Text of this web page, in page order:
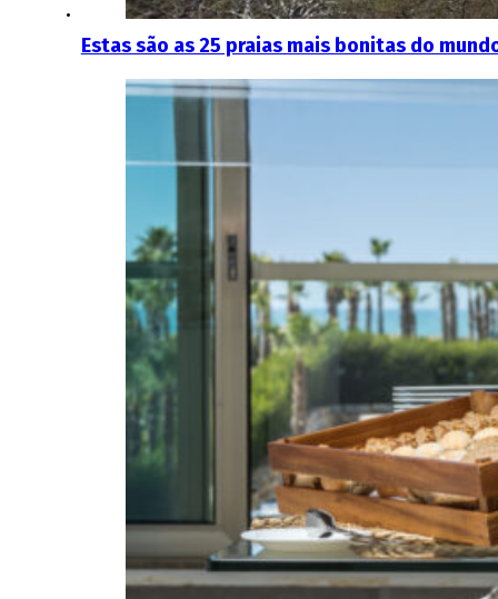
Estas são as 25 praias mais bonitas do